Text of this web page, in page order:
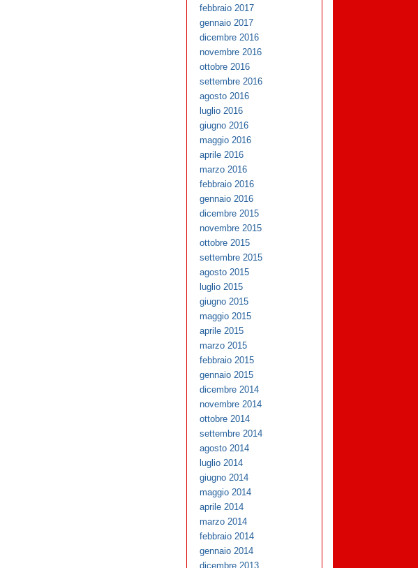
febbraio 2017
gennaio 2017
dicembre 2016
novembre 2016
ottobre 2016
settembre 2016
agosto 2016
luglio 2016
giugno 2016
maggio 2016
aprile 2016
marzo 2016
febbraio 2016
gennaio 2016
dicembre 2015
novembre 2015
ottobre 2015
settembre 2015
agosto 2015
luglio 2015
giugno 2015
maggio 2015
aprile 2015
marzo 2015
febbraio 2015
gennaio 2015
dicembre 2014
novembre 2014
ottobre 2014
settembre 2014
agosto 2014
luglio 2014
giugno 2014
maggio 2014
aprile 2014
marzo 2014
febbraio 2014
gennaio 2014
dicembre 2013